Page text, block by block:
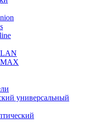
универсальный